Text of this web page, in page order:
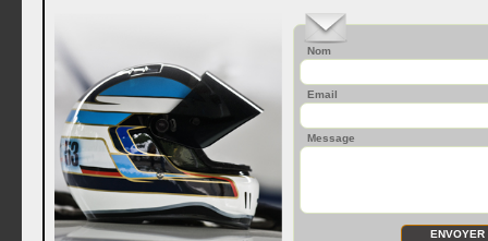
Nom
Email
Message
ENVOYER